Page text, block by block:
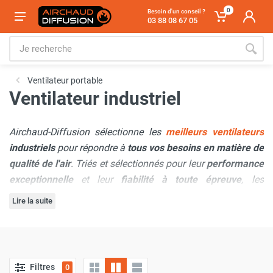
Besoin d'un conseil ?
03 88 08 67 05
0
Ventilateur portable
Ventilateur industriel
Airchaud-Diffusion sélectionne les meilleurs ventilateurs
industrielspour répondre à tous vos besoins en matière de
qualité de l'air. Triés et sélectionnés pour leurperformance
exceptionnelleet leur fiabilité à toute épreuve, les
ventilateurs industriels disponibles sur Airchaud-Diffusion
que vous trouverez ici offrent un large éventail de solutions
Lire la suite
Filtres 0